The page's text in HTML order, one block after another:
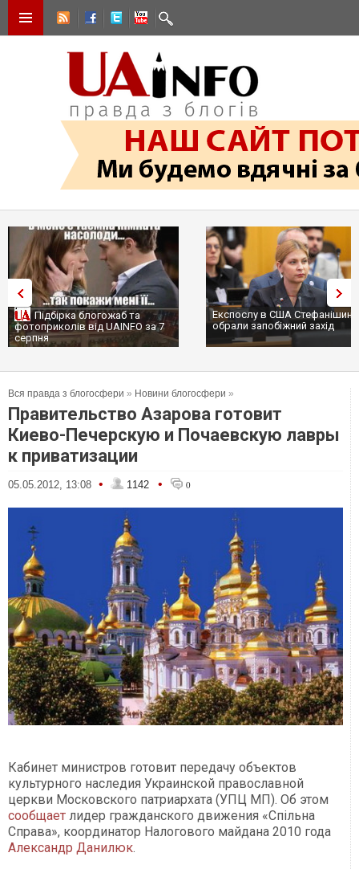
Підбірка блогожаб та
фотоприколів від UAINFO за 7
серпня
Експослу в США
обрали запобіжний захід
Вся правда з блогосфери » Новини блогосфери »
Правительство Азарова готовит
Киево-Печерскую и Почаевскую лавры
к приватизации
05.05.2012, 13:08 • 1142 • 0
Кабинет министров готовит передачу объектов
культурного наследия Украинской православной
церкви Московского патриархата (УПЦ МП). Об этом
сообщает лидер гражданского движения «Спільна
Справа», координатор Налогового майдана 2010 года
Александр Данилюк.